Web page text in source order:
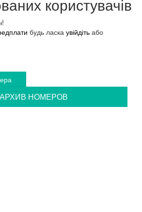
користувачів
будь ласка увійдіть або
АРХИВ НОМЕРОВ